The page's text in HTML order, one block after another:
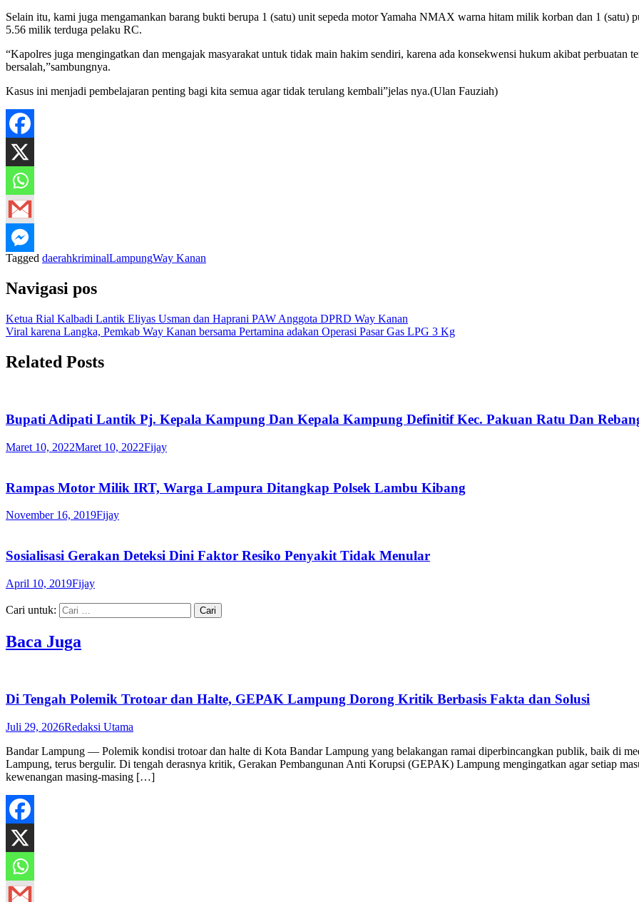
Selain itu, kami juga mengamankan barang bukti berupa 1 (satu) unit sepeda motor Yamaha NMAX warna hitam milik korban dan 1 (satu)
5.56 milik terduga pelaku RC.
“Kapolres juga mengingatkan dan mengajak masyarakat untuk tidak main hakim sendiri, karena ada konsekwensi hukum akibat perbuatan
bersalah,”sambungnya.
Kasus ini menjadi pembelajaran penting bagi kita semua agar tidak terulang kembali”jelas nya.(Ulan Fauziah)
Tagged daerahkriminalLampungWay Kanan
Navigasi pos
Ketua Rial Kalbadi Lantik Eliyas Usman dan Haprani PAW Anggota DPRD Way Kanan
Viral karena Langka, Pemkab Way Kanan bersama Pertamina adakan Operasi Pasar Gas LPG 3 Kg
Related Posts
Bupati Adipati Lantik Pj. Kepala Kampung Dan Kepala Kampung Definitif Kec. Pakuan Ratu Dan
Maret 10, 2022Maret 10, 2022Fijay
Rampas Motor Milik IRT, Warga Lampura Ditangkap Polsek Lambu Kibang
November 16, 2019Fijay
Sosialisasi Gerakan Deteksi Dini Faktor Resiko Penyakit Tidak Menular
April 10, 2019Fijay
Cari untuk:
Baca Juga
Di Tengah Polemik Trotoar dan Halte, GEPAK Lampung Dorong Kritik Berbasis Fakta dan Solusi
Juli 29, 2026Redaksi Utama
Bandar Lampung — Polemik kondisi trotoar dan halte di Kota Bandar Lampung yang belakangan ramai diperbincangkan publik, baik di
Lampung, terus bergulir. Di tengah derasnya kritik, Gerakan Pembangunan Anti Korupsi (GEPAK) Lampung mengingatkan agar setiap
kewenangan masing-masing […]